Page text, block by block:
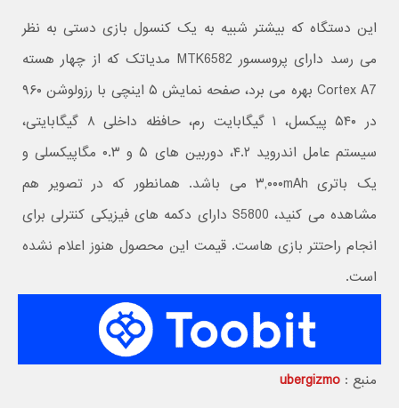
این دستگاه که بیشتر شبیه به یک کنسول بازی دستی به نظر
می رسد دارای پروسسور MTK6582 مدیاتک که از چهار هسته
Cortex A7 بهره می برد، صفحه نمایش ۵ اینچی با رزولوشن ۹۶۰
در ۵۴۰ پیکسل، ۱ گیگابایت رم، حافظه داخلی ۸ گیگابایتی،
سیستم عامل اندروید ۴.۲، دوربین های ۵ و ۰.۳ مگاپیکسلی و
یک باتری ۳,۰۰۰mAh می باشد. همانطور که در تصویر هم
مشاهده می کنید، S5800 دارای دکمه های فیزیکی کنترلی برای
انجام راحتتر بازی هاست. قیمت این محصول هنوز اعلام نشده
است.
منبع :ubergizmo